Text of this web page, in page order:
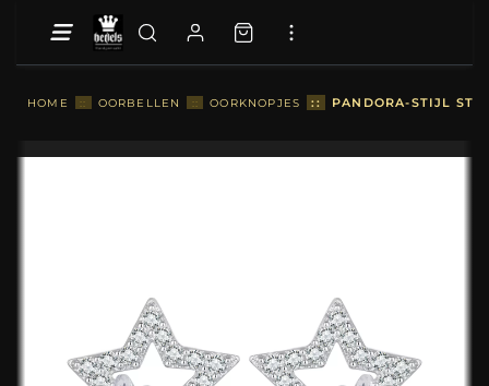
HOME :: OORBELLEN :: OORKNOPJES :: PANDORA-STIJL